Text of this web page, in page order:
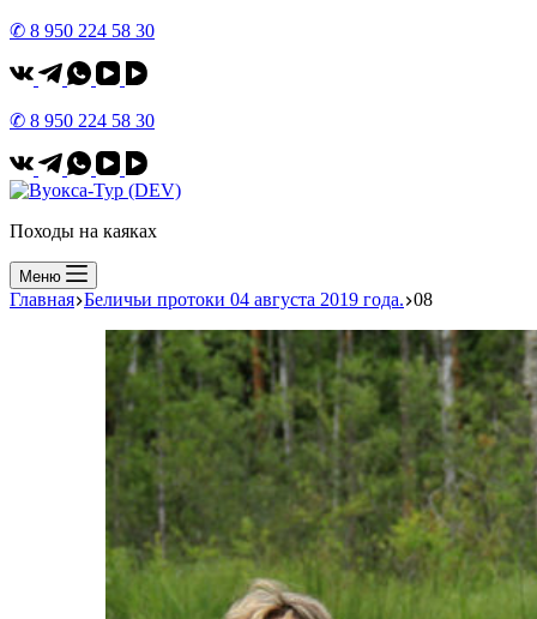
✆ 8 950 224 58 30
✆ 8 950 224 58 30
Походы на каяках
Меню
Главная Беличьи протоки 04 августа 2019 года. 08